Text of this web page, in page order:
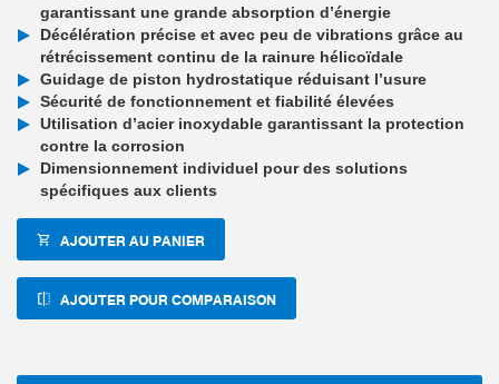
garantissant une grande absorption d’énergie
Décélération précise et avec peu de vibrations grâce au
rétrécissement continu de la rainure hélicoïdale
Guidage de piston hydrostatique réduisant l’usure
Sécurité de fonctionnement et fiabilité élevées
Utilisation d’acier inoxydable garantissant la protection
contre la corrosion
Dimensionnement individuel pour des solutions
spécifiques aux clients
AJOUTER AU PANIER
AJOUTER POUR COMPARAISON